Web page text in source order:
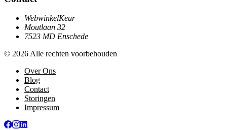
WebwinkelKeur
Moutlaan 32
7523 MD Enschede
© 2026 Alle rechten voorbehouden
Over Ons
Blog
Contact
Storingen
Impressum